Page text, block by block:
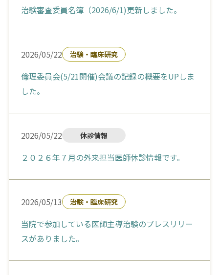
治験審査委員名簿（2026/6/1)更新しました。
2026/05/22 治験・臨床研究
倫理委員会(5/21開催)会議の記録の概要をUPしま
した。
2026/05/22 休診情報
２０２６年７月の外来担当医師休診情報です。
2026/05/13 治験・臨床研究
当院で参加している医師主導治験のプレスリリー
スがありました。